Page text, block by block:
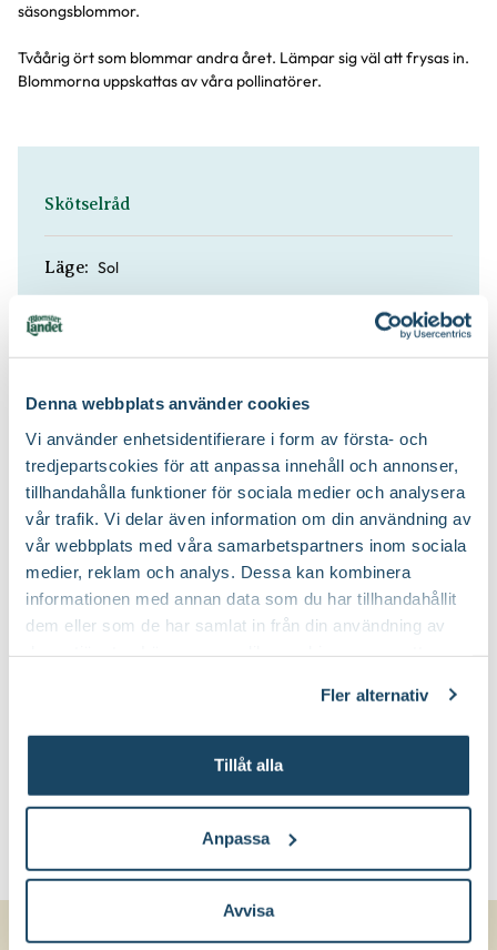
Denna webbplats använder cookies
Vi använder enhetsidentifierare i form av första- och
tredjepartscokies för att anpassa innehåll och annonser,
tillhandahålla funktioner för sociala medier och analysera
vår trafik. Vi delar även information om din användning av
vår webbplats med våra samarbetspartners inom sociala
medier, reklam och analys. Dessa kan kombinera
informationen med annan data som du har tillhandahållit
dem eller som de har samlat in från din användning av
Fler alternativ
Tillåt alla
Anpassa
Avvisa
säsongsblommor.
Tvåårig ört som blommar andra året. Lämpar sig väl att frysas in.
Blommorna uppskattas av våra pollinatörer.
Skötselråd
Läge: Sol
Jordmån: Mullrik jord, Näringsrik jord, Väldränerad jord
Naturgödsel, Trädgårdsgödsel
Jordprodukter: Örtjord
Beskärningssätt: Beskärning är inte nödvändig